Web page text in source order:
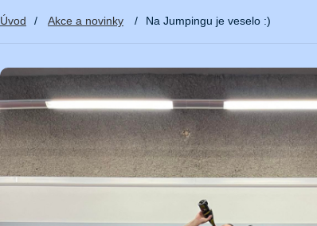
Úvod / Akce a novinky / Na Jumpingu je veselo :)